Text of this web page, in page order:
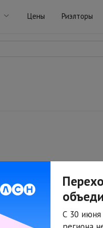
Цены Риэлторы
С 30